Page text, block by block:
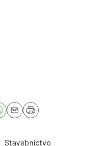
Stavebníctvo